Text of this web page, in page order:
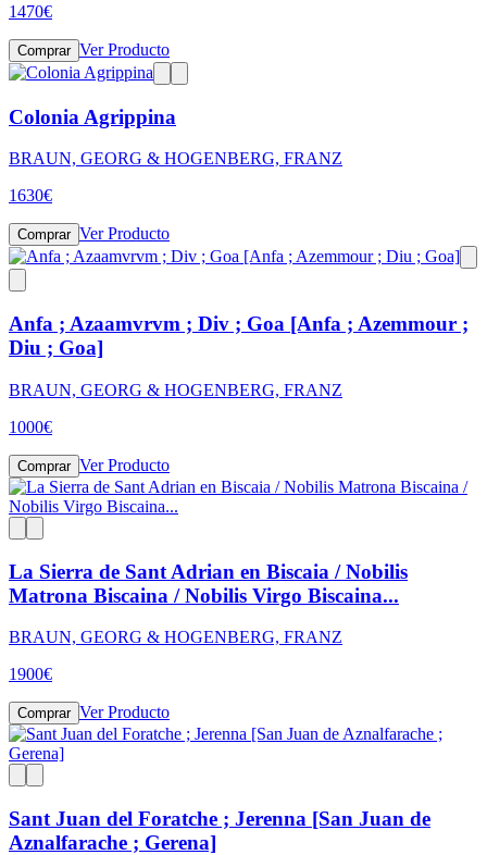
1470€
Comprar Ver Producto
Colonia Agrippina
BRAUN, GEORG & HOGENBERG, FRANZ
1630€
Comprar Ver Producto
Anfa ; Azaamvrvm ; Div ; Goa [Anfa ; Azemmour ;
Diu ; Goa]
BRAUN, GEORG & HOGENBERG, FRANZ
1000€
Comprar Ver Producto
La Sierra de Sant Adrian en Biscaia / Nobilis
Matrona Biscaina / Nobilis Virgo Biscaina...
BRAUN, GEORG & HOGENBERG, FRANZ
1900€
Comprar Ver Producto
Sant Juan del Foratche ; Jerenna [San Juan de
Aznalfarache ; Gerena]